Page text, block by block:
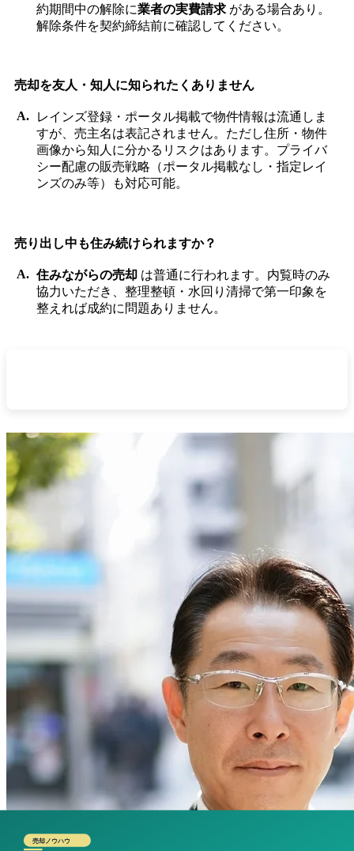
約期間中の解除に業者の実費請求 がある場合あり。
解除条件を契約締結前に確認してください。
売却を友人・知人に知られたくありません
レインズ登録・ポータル掲載で物件情報は流通しま
すが、売主名は表記されません。ただし住所・物件
画像から知人に分かるリスクはあります。プライバ
シー配慮の販売戦略（ポータル掲載なし・指定レイ
ンズのみ等）も対応可能。
売り出し中も住み続けられますか？
住みながらの売却 は普通に行われます。内覧時のみ
協力いただき、整理整頓・水回り清掃で第一印象を
整えれば成約に問題ありません。